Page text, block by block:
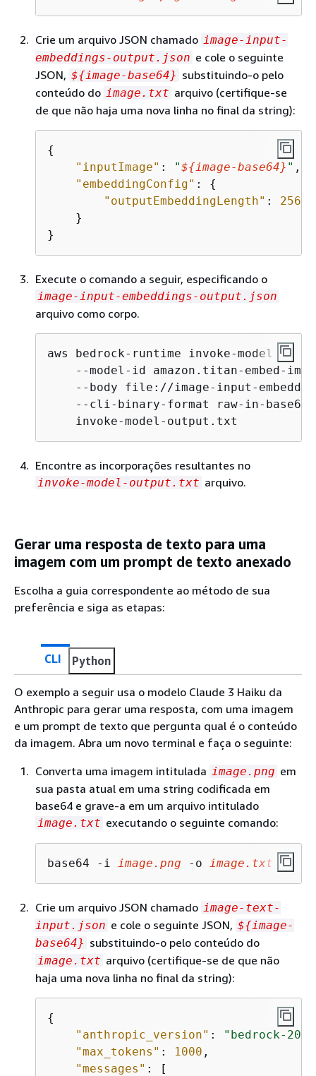
Crie um arquivo JSON chamado image-input-
embeddings-output.json e cole o seguinte
JSON, ${image-base64} substituindo-o pelo
conteúdo do image.txt arquivo (certifique-se
de que não haja uma nova linha no final da string):
{
"inputImage" : "${image-base64} " ,
"embeddingConfig" : {
"outputEmbeddingLength" : 256
    }
}
Execute o comando a seguir, especificando o
image-input-embeddings-output.json
arquivo como corpo.
aws bedrock-runtime invoke-model \
--model-id amazon.titan-embed-
--body file://image-input-
--cli-binary-format raw-in-
    invoke-model-output.txt
Encontre as incorporações resultantes no
invoke-model-output.txt arquivo.
Gerar uma resposta de texto para uma
imagem com um prompt de texto anexado
Escolha a guia correspondente ao método de sua
preferência e siga as etapas:
CLI Python
O exemplo a seguir usa o modelo Claude 3 Haiku da
Anthropic para gerar uma resposta, com uma imagem
e um prompt de texto que pergunta qual é o conteúdo
da imagem. Abra um novo terminal e faça o seguinte:
Converta uma imagem intitulada image.png em
sua pasta atual em uma string codificada em
base64 e grave-a em um arquivo intitulado
image.txt executando o seguinte comando:
base64 -i image.png -o image.txt
Crie um arquivo JSON chamado image-text-
input.json e cole o seguinte JSON, ${image-
base64} substituindo-o pelo conteúdo do
image.txt arquivo (certifique-se de que não
haja uma nova linha no final da string):
{
"anthropic_version" :
"bedrock-
"max_tokens" : 1000 ,
"messages" : [